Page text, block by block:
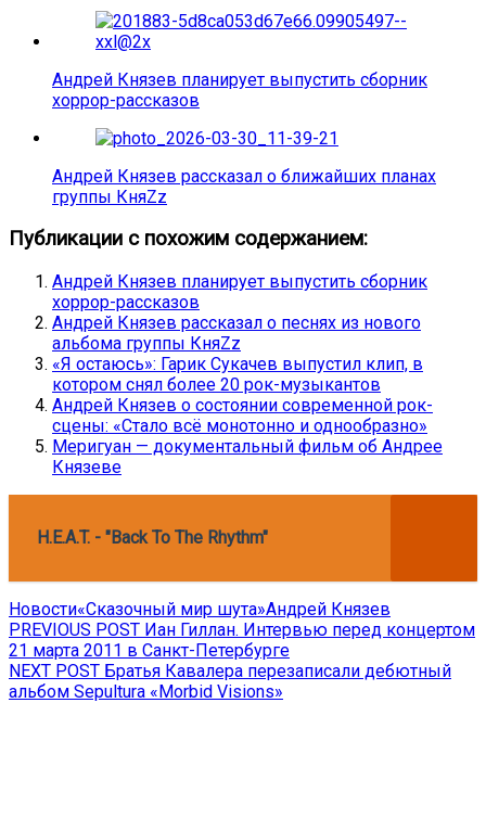
Андрей Князев планирует выпустить сборник
хоррор-рассказов
Андрей Князев рассказал о ближайших планах
группы КняZz
Публикации с похожим содержанием:
Андрей Князев планирует выпустить сборник
хоррор-рассказов
Андрей Князев рассказал о песнях из нового
альбома группы КняZz
«Я остаюсь»: Гарик Сукачев выпустил клип, в
котором снял более 20 рок-музыкантов
Андрей Князев о состоянии современной рок-
сцены: «Стало всё монотонно и однообразно»
Меригуан — документальный фильм об Андрее
Князеве
H.E.A.T. - "Back To The Rhythm"
Новости«Сказочный мир шута»Андрей Князев
Навигация
по
записям
PREVIOUS POST Previous
post:
Иан Гиллан. Интервью перед концертом
21 марта 2011 в Санкт-Петербурге
NEXT POST Next
post:
Братья Кавалера перезаписали дебютный
альбом Sepultura «Morbid Visions»